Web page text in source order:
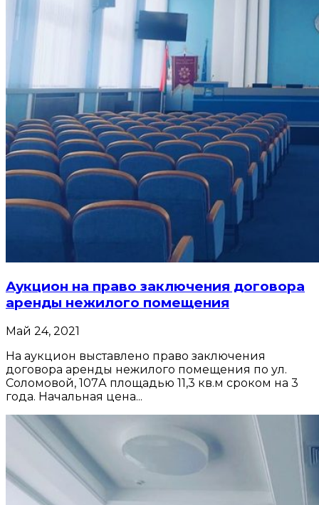
Аукцион на право заключения договора
аренды нежилого помещения
Май 24, 2021
На аукцион выставлено право заключения
договора аренды нежилого помещения по ул.
Соломовой, 107А площадью 11,3 кв.м сроком на 3
года. Начальная цена...